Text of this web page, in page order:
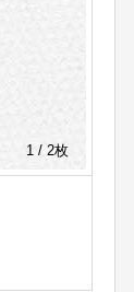
1 / 2枚